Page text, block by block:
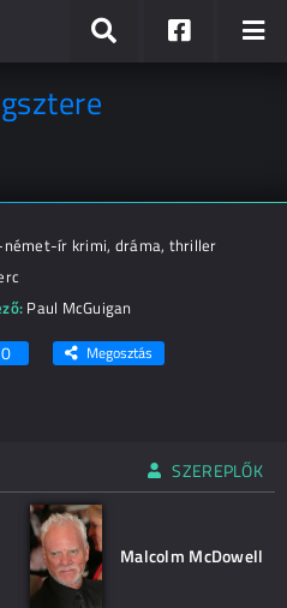
ír krimi, dráma, thriller
Paul McGuigan
0 Megosztás
SZEREPLŐK
Malcolm McDowell